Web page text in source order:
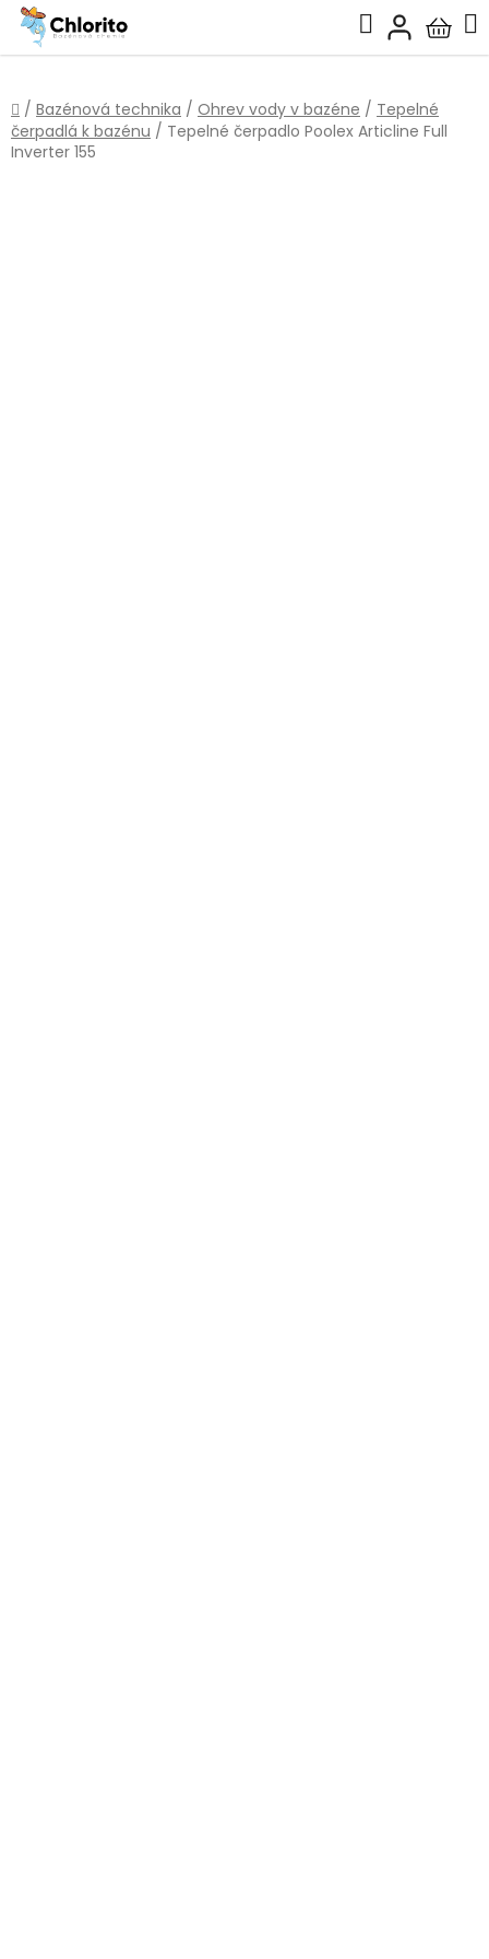
Prejsť
obsah
Hľadať
košík
Domov
/ Bazénová technika / Ohrev vody v bazéne / Tepelné
čerpadlá k bazénu / Tepelné čerpadlo Poolex Articline Full
Inverter 155